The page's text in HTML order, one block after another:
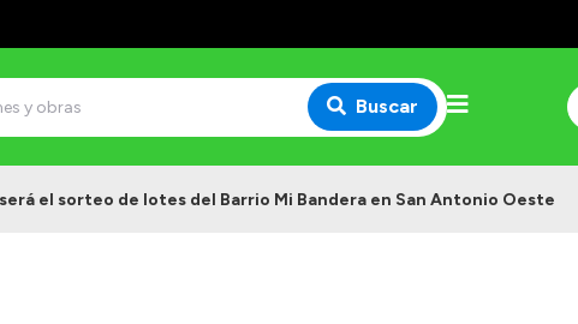
Buscar
el sorteo de lotes del Barrio Mi Bandera en San Antonio Oeste